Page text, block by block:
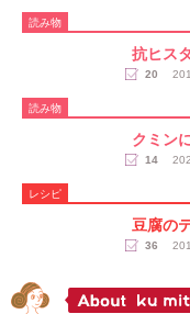
読み物
抗ヒス
20
読み物
クミン
14
レシピ
豆腐の
36